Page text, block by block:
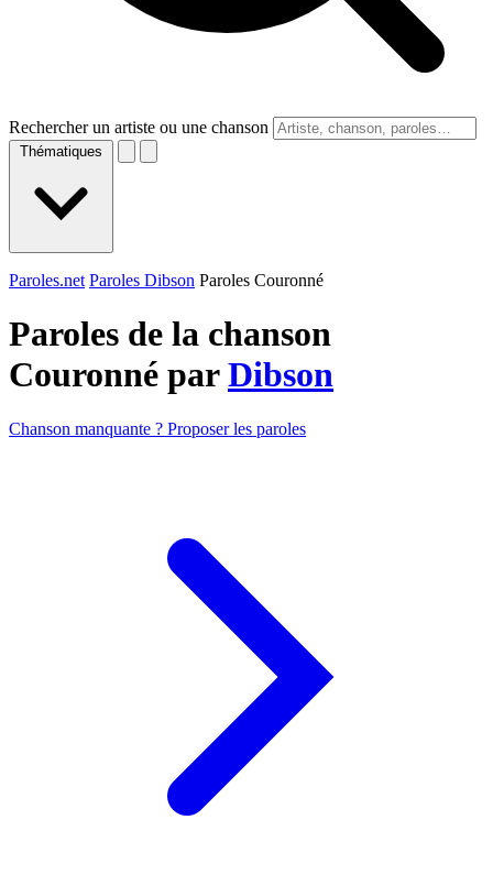
Rechercher un artiste ou une chanson
Thématiques
Paroles.net Paroles Dibson Paroles Couronné
Paroles de la chanson
Couronné parDibson
Chanson manquante ? Proposer les paroles